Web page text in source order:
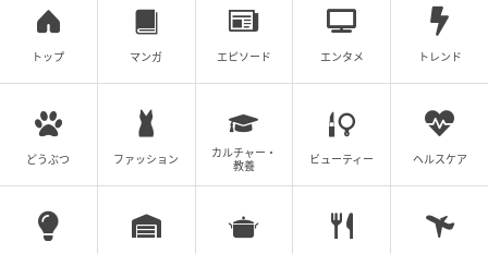
フォトスポット＆アトラクションの特別デコ
レーション
トップ マンガ エピソード エンタメ トレンド
どうぶつ ファッション
カルチャー・
教養
ビューティー ヘルスケア